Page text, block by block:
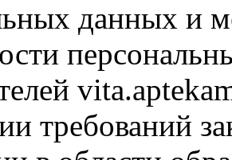
данных и
требований